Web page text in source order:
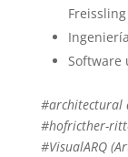
Freissling
Software
#architectural
#hofricther-
#VisualARQ